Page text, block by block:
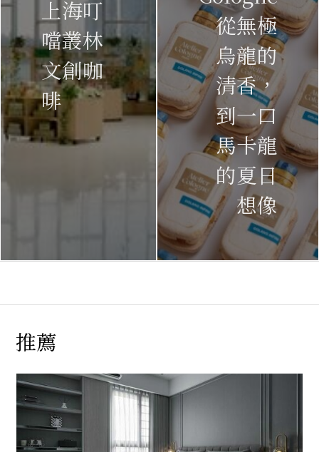
上海叮
噹叢林
文創咖
啡
從無極
烏龍的
清香，
到一口
馬卡龍
的夏日
想像
推薦